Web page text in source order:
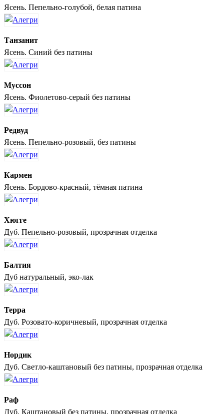
Ясень. Пепельно-голубой, белая патина
Танзанит
Ясень. Синий без патины
Муссон
Ясень. Фиолетово-серый без патины
Редвуд
Ясень. Пепельно-розовый, без патины
Кармен
Ясень. Бордово-красный, тёмная патина
Хюгге
Дуб. Пепельно-розовый, прозрачная отделка
Балтия
Дуб натуральный, эко-лак
Терра
Дуб. Розовато-коричневый, прозрачная отделка
Нордик
Дуб. Светло-каштановый без патины, прозрачная отделка
Раф
Дуб. Каштановый без патины, прозрачная отделка